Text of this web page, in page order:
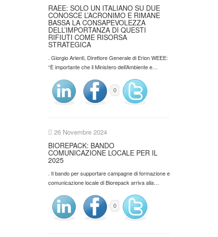
RAEE: SOLO UN ITALIANO SU DUE
CONOSCE L’ACRONIMO E RIMANE
BASSA LA CONSAPEVOLEZZA
DELL’IMPORTANZA DI QUESTI
RIFIUTI COME RISORSA
STRATEGICA
. Giorgio Arienti, Direttore Generale di Erion WEEE:
“È importante che il Ministero dell’Ambiente e…
0
26 Novembre 2024
BIOREPACK: BANDO
COMUNICAZIONE LOCALE PER IL
2025
. Il bando per supportare campagne di formazione e
comunicazione locale di Biorepack arriva alla…
0